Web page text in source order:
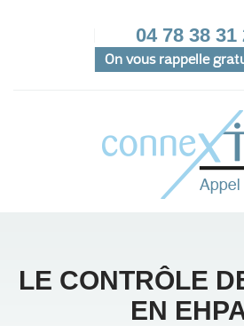
04 78 38 31
On vous rappelle
LE CONTRÔLE
EN